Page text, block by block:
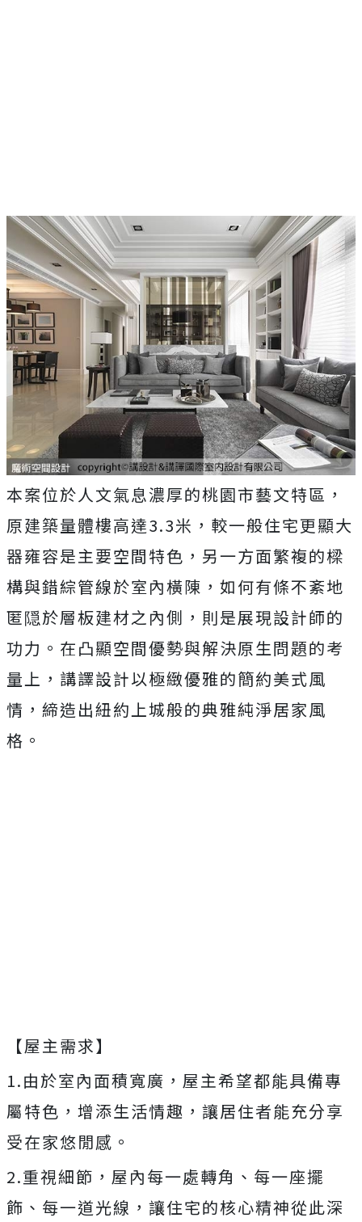
本案位於人文氣息濃厚的桃園市藝文特區，
原建築量體樓高達3.3米，較一般住宅更顯大
器雍容是主要空間特色，另一方面繁複的樑
構與錯綜管線於室內橫陳，如何有條不紊地
匿隠於層板建材之內側，則是展現設計師的
功力。在凸顯空間優勢與解決原生問題的考
量上，講譯設計以極緻優雅的簡約美式風
情，締造出紐約上城般的典雅純淨居家風
格。
【屋主需求】
1.由於室內面積寬廣，屋主希望都能具備專
屬特色，增添生活情趣，讓居住者能充分享
受在家悠閒感。
2.重視細節，屋內每一處轉角、每一座擺
飾、每一道光線，讓住宅的核心精神從此深